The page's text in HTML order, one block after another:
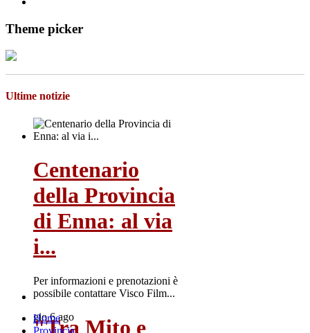
Theme picker
Ultime notizie
Centenario
della Provincia
di Enna: al via
i...
Per informazioni e prenotazioni è
possibile contattare Visco Film...
gio 6 ago
"Tra Mito e
Home
Provincia